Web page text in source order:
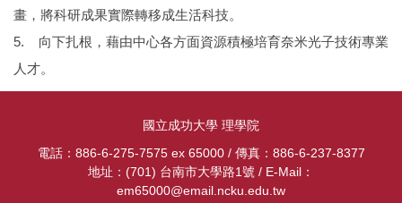
畫，將科研成果實際轉移成生活科技。
5. 向下扎根，藉由中心各方面資源積極培育奈米光子技術專業
人才。
國立成功大學 理學院
電話：886-6-275-7575 ex 65000 / 傳真：886-6-237-8377
地址：(701) 台南市大學路1號 / E-Mail：
em65000@email.ncku.edu.tw